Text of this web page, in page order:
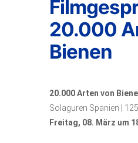
20.000
Bienen
20.000 Arten von
Solaguren Spanien |
Freitag, 08. März um